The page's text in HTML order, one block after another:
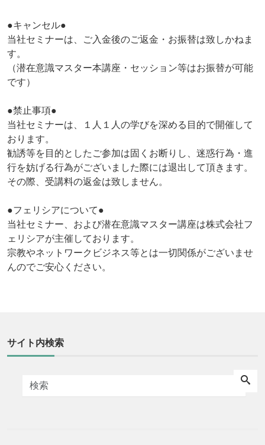
●キャンセル●
当社セミナーは、ご入金後のご返金・お振替は致しかねま
す。
（潜在意識マスター本講座・セッション等はお振替が可能
です）
●禁止事項●
当社セミナーは、１人１人の学びを深める目的で開催して
おります。
勧誘等を目的としたご参加は固くお断りし、迷惑行為・進
行を妨げる行為がございました際には退出して頂きます。
その際、受講料の返金は致しません。
●フェリシアについて●
当社セミナー、および潜在意識マスター講座は株式会社フ
ェリシアが主催しております。
宗教やネットワークビジネス等とは一切関係がございませ
んのでご安心ください。
サイト内検索